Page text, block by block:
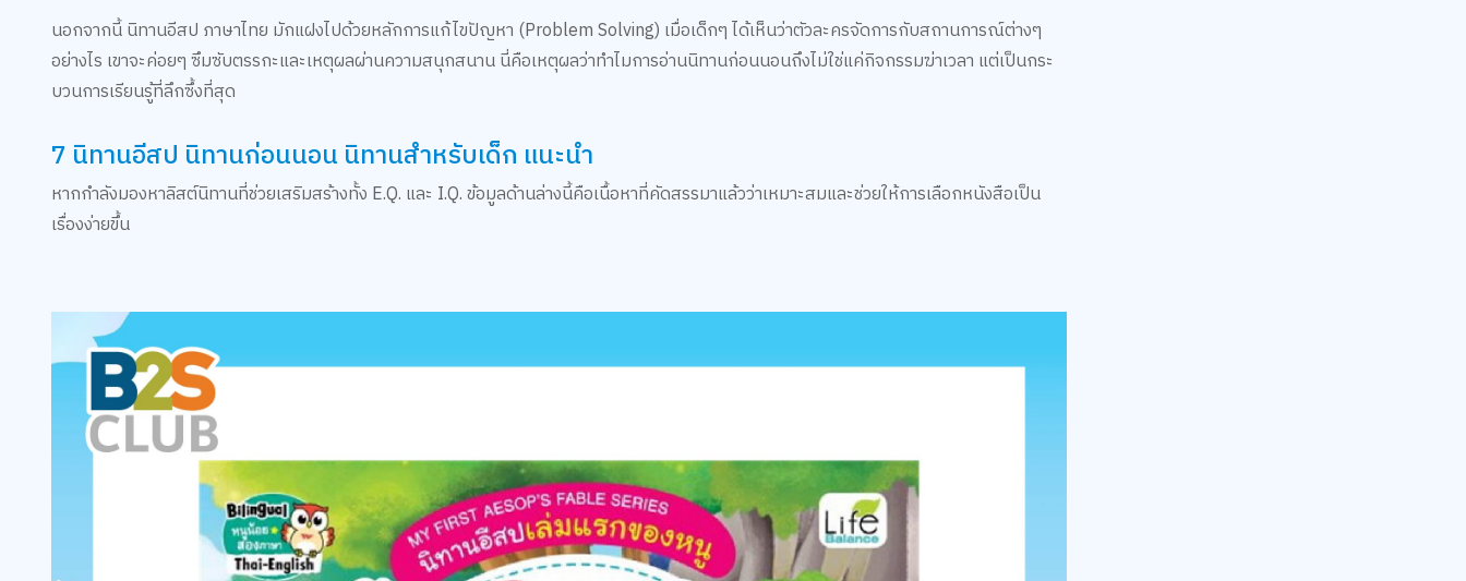
นอกจากนี้ นิทานอีสป ภาษาไทย มักแฝงไปด้วยหลักการแก้ไขปัญหา (Problem Solving) เมื่อเด็กๆ ได้เห็นว่าตัวละครจัดการกับสถานการณ์ต่างๆ
อย่างไร เขาจะค่อยๆ ซึมซับตรรกะและเหตุผลผ่านความสนุกสนาน นี่คือเหตุผลว่าทำไมการอ่านนิทานก่อนนอนถึงไม่ใช่แค่กิจกรรมฆ่าเวลา แต่เป็นกระ
บวนการเรียนรู้ที่ลึกซึ้งที่สุด
7 นิทานอีสป นิทานก่อนนอน นิทานสำหรับเด็ก แนะนำ
หากกำลังมองหาลิสต์นิทานที่ช่วยเสริมสร้างทั้ง E.Q. และ I.Q. ข้อมูลด้านล่างนี้คือเนื้อหาที่คัดสรรมาแล้วว่าเหมาะสมและช่วยให้การเลือกหนังสือเป็น
เรื่องง่ายขึ้น